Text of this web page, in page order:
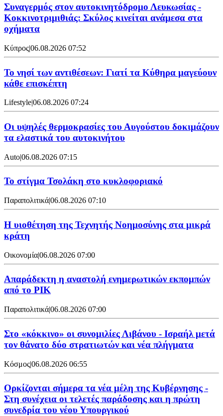
Συναγερμός στον αυτοκινητόδρομο Λευκωσίας -
Κοκκινοτριμιθιάς: Σκύλος κινείται ανάμεσα στα
οχήματα
Κύπρος|06.08.2026 07:52
Το νησί των αντιθέσεων: Γιατί τα Κύθηρα μαγεύουν
κάθε επισκέπτη
Lifestyle|06.08.2026 07:24
Οι υψηλές θερμοκρασίες του Αυγούστου δοκιμάζουν
τα ελαστικά του αυτοκινήτου
Auto|06.08.2026 07:15
Το στίγμα Τσολάκη στο κυκλοφοριακό
Παραπολιτικά|06.08.2026 07:10
Η υιοθέτηση της Τεχνητής Νοημοσύνης στα μικρά
κράτη
Οικονομία|06.08.2026 07:00
Απαράδεκτη η αναστολή ενημερωτικών εκπομπών
από το ΡΙΚ
Παραπολιτικά|06.08.2026 07:00
Στο «κόκκινο» οι συνομιλίες Λιβάνου - Ισραήλ μετά
τον θάνατο δύο στρατιωτών και νέα πλήγματα
Κόσμος|06.08.2026 06:55
Ορκίζονται σήμερα τα νέα μέλη της Κυβέρνησης -
Στη συνέχεια οι τελετές παράδοσης και η πρώτη
συνεδρία του νέου Υπουργικού